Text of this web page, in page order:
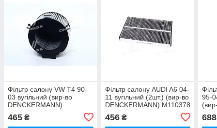
Фільтр салону VW T4 90-
03 вугільний (вир-во
DENCKERMANN)
465 ₴
Фільтр салону AUDI A6 04-
11 вугільний (2шт.) (вир-во
DENCKERMANN) M110378
456₴
95-
688